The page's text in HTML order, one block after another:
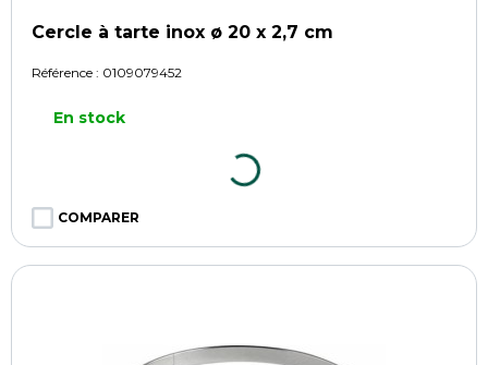
Cercle à tarte inox ø 20 x 2,7 cm
Référence : 0109079452
En stock
COMPARER